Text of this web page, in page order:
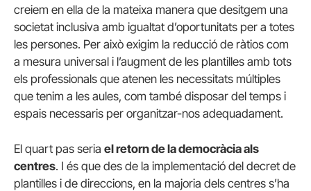
creiem en ella de la mateixa manera que desitgem una
societat inclusiva amb igualtat d’oportunitats per a totes
les persones. Per això exigim la reducció de ràtios com
a mesura universal i l’augment de les plantilles amb tots
els professionals que atenen les necessitats múltiples
que tenim a les aules, com també disposar del temps i
espais necessaris per organitzar-nos adequadament.
El quart pas seria el retorn de la democràcia als
centres. I és que des de la implementació del decret de
plantilles i de direccions, en la majoria dels centres s’ha